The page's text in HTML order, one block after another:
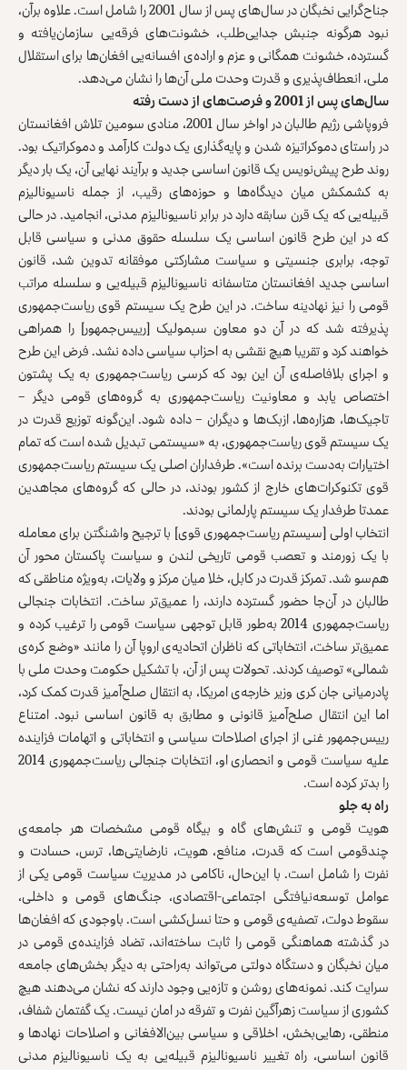
جناح‌گرایی نخبگان در سال‌های پس از سال 2001 را شامل است. علاوه برآن،
نبود هرگونه جنبش جدایی‌طلب، خشونت‌های فرقه‌یی سازمان‌یافته و
گسترده، خشونت همگانی و عزم و اراده‌ی افسانه‌یی افغان‌ها برای استقلال
ملی، انعطاف‌پذیری و قدرت وحدت ملی آن‌ها را نشان می‌دهد.
سال‌های پس از 2001 و فرصت‌های از دست رفته
فروپاشی رژیم طالبان در اواخر سال 2001، منادی سومین تلاش افغانستان
در راستای دموکراتیزه شدن و پایه‌گذاری یک دولت کارآمد و دموکراتیک بود.
روند طرح پیش‌نویس یک قانون اساسی جدید و برآیند نهایی آن، یک بار دیگر
به کشمکش میان دیدگاه‌ها و حوزه‌های رقیب، از جمله ناسیونالیزم
قبیله‌یی که یک قرن سابقه دارد در برابر ناسیونالیزم مدنی، انجامید. در حالی
که در این طرح قانون اساسی یک سلسله حقوق مدنی و سیاسی قابل
توجه، برابری جنسیتی و سیاست مشارکتی موفقانه تدوین شد، قانون
اساسی جدید افغانستان متاسفانه ناسیونالیزم قبیله‌یی و سلسله مراتب
قومی را نیز نهادینه ساخت. در این طرح یک سیستم قوی ریاست‌جمهوری
پذیرفته شد که در آن دو معاون سبمولیک [رییس‌جمهور] را همراهی
خواهند کرد و تقریبا هیچ نقشی به احزاب سیاسی داده نشد. فرض این طرح
و اجرای بلافاصله‌ی آن این بود که کرسی ریاست‌جمهوری به یک پشتون
اختصاص یابد و معاونیت ریاست‌جمهوری به گروه‌های قومی دیگر –
تاجیک‌ها، هزاره‌ها، ازبک‌ها و دیگران – داده شود. این‌گونه توزیع قدرت در
یک سیستم قوی ریاست‌جمهوری، به «سیستمی تبدیل شده است که تمام
اختیارات به‌دست برنده است». طرفداران اصلی یک سیستم ریاست‌جمهوری
قوی تکنوکرات‌های خارج از کشور بودند، در حالی که گروه‌های مجاهدین
عمدتا طرفدار یک سیستم پارلمانی بودند.
انتخاب اولی [سیستم ریاست‌جمهوری قوی] با ترجیح واشنگتن برای معامله
با یک زورمند و تعصب قومی تاریخی لندن و سیاست پاکستان محور آن
هم‌سو شد. تمرکز قدرت در کابل، خلا میان مرکز و ولایات، به‌ویژه مناطقی که
طالبان در آن‌جا حضور گسترده دارند، را عمیق‌تر ساخت. انتخابات جنجالی
ریاست‌جمهوری 2014 به‌طور قابل توجهی سیاست قومی را ترغیب کرده و
عمیق‌تر ساخت، انتخاباتی که ناظران اتحادیه‌ی اروپا آن را مانند «وضع کره‌ی
شمالی» توصیف کردند. تحولات پس از آن، با تشکیل حکومت وحدت ملی با
پادرمیانی جان کری وزیر خارجه‌ی امریکا، به انتقال صلح‌آمیز قدرت کمک کرد،
اما این انتقال صلح‌آمیز قانونی و مطابق به قانون اساسی نبود. امتناع
رییس‌جمهور غنی از اجرای اصلاحات سیاسی و انتخاباتی و اتهامات فزاینده
علیه سیاست قومی و انحصاری او، انتخابات جنجالی ریاست‌جمهوری 2014
را بدتر کرده است.
راه به جلو
هویت قومی و تنش‌های گاه و بیگاه قومی مشخصات هر جامعه‌ی
چندقومی است که قدرت، منافع، هویت، نارضایتی‌ها، ترس، حسادت و
نفرت را شامل است. با این‌حال، ناکامی در مدیریت سیاست قومی یکی از
عوامل توسعه‌نیافتگی اجتماعی-اقتصادی، جنگ‌های قومی و داخلی،
سقوط دولت، تصفیه‌ی قومی و حتا نسل‌کشی است. باوجودی که افغان‌ها
در گذشته هماهنگی قومی را ثابت ساخته‌اند، تضاد فزاینده‌ی قومی در
میان نخبگان و دستگاه دولتی می‌تواند به‌راحتی به دیگر بخش‌های جامعه
سرایت کند. نمونه‌های روشن و تازه‌یی وجود دارند که نشان می‌دهند هیچ
کشوری از سیاست زهرآگین نفرت و تفرقه در امان نیست. یک گفتمان شفاف،
منطقی، رهایی‌بخش، اخلاقی و سیاسی بین‌الافغانی و اصلاحات نهادها و
قانون اساسی، راه تغییر ناسیونالیزم قبیله‌یی به یک ناسیونالیزم مدنی